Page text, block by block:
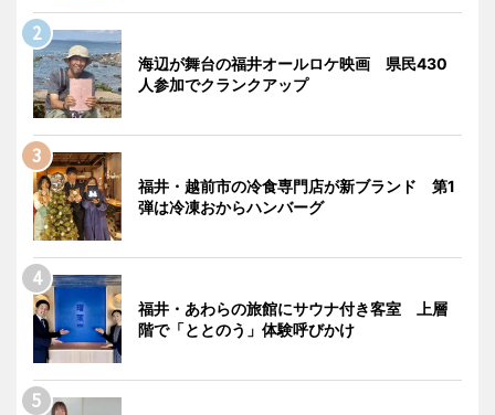
海辺が舞台の福井オールロケ映画 県民430
人参加でクランクアップ
福井・越前市の冷食専門店が新ブランド 第1
弾は冷凍おからハンバーグ
福井・あわらの旅館にサウナ付き客室 上層
階で「ととのう」体験呼びかけ